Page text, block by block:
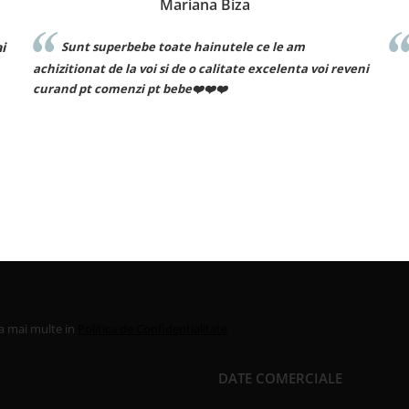
toate hainutele ce le am
si de o calitate excelenta voi reveni
pt bebe❤️❤️❤️
Recomand cu drag!
mai multe in
DATE COMERCIALE